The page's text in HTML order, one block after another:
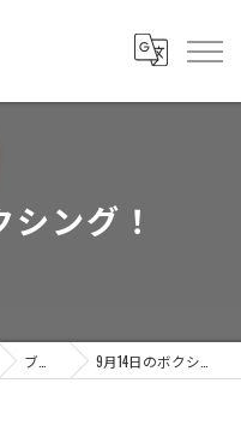
ング！
ブログ 9月14日のボクシング！